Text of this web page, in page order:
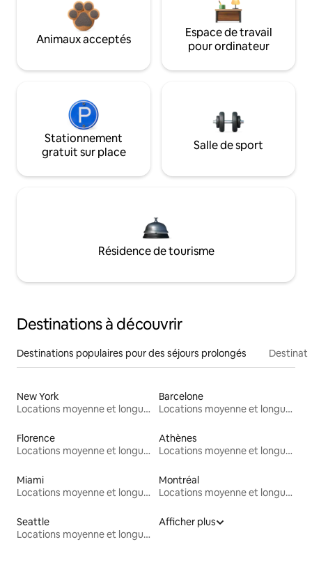
Animaux acceptés
Espace de travail
pour ordinateur
Stationnement
gratuit sur place
Salle de sport
Résidence de tourisme
Destinations à découvrir
Destinations populaires pour des séjours prolongés
New York
Locations moyenne et longue durée
Barcelone
Locations moyenne et longue durée
Florence
Locations moyenne et longue durée
Athènes
Locations moyenne et longue durée
Miami
Locations moyenne et longue durée
Montréal
Locations moyenne et longue durée
Seattle
Locations moyenne et longue durée
Afficher plus